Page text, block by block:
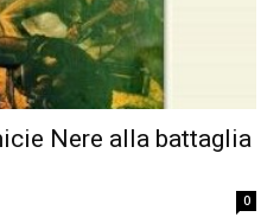
Nere alla battaglia
0